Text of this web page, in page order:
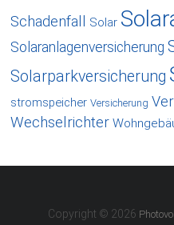
Schadenfall Solar
Solaranlagenversicherung
Solarparkversicherung
stromspeicher Versicherung
Wechselrichter
Copyright © 2026